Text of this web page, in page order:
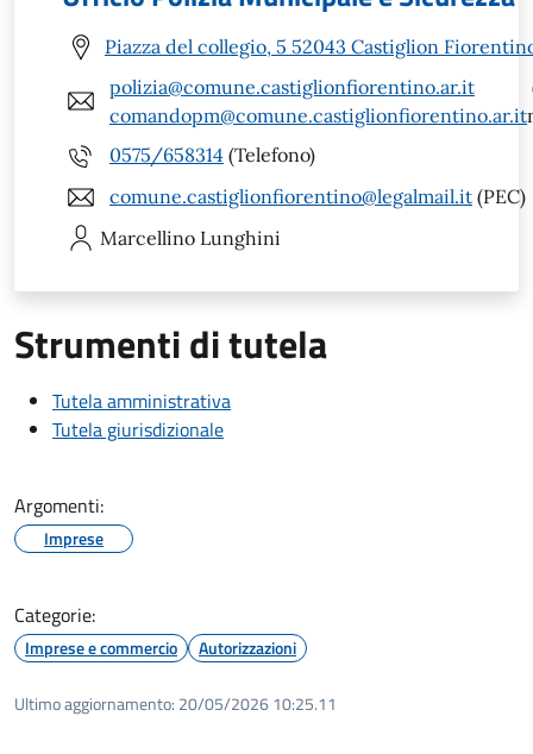
Piazza del collegio, 5 52043 Castiglion
polizia@comune.castiglionfiorentino.ar.it
comandopm@comune.castiglionfiorentino.ar.it
0575/658314 (Telefono)
comune.castiglionfiorentino@legalmail.it (PEC)
Marcellino Lunghini
Strumenti di tutela
Tutela amministrativa
Tutela giurisdizionale
Argomenti:
Imprese
Categorie:
Imprese e commercio Autorizzazioni
Ultimo aggiornamento: 20/05/2026 10:25.11